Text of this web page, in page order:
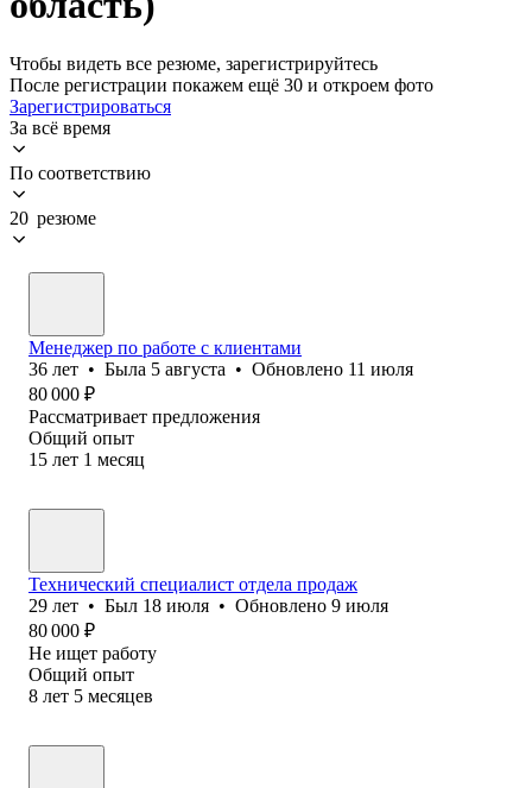
Чтобы видеть все резюме, зарегистрируйтесь
После регистрации покажем ещё 30 и откроем фото
Зарегистрироваться
За всё время
По соответствию
20 резюме
Менеджер по работе с клиентами
36 лет • Была 5 августа • Обновлено 11 июля
80 000 ₽
Рассматривает предложения
Общий опыт
15 лет 1 месяц
Технический специалист отдела продаж
29 лет • Был 18 июля • Обновлено 9 июля
80 000 ₽
Не ищет работу
Общий опыт
8 лет 5 месяцев